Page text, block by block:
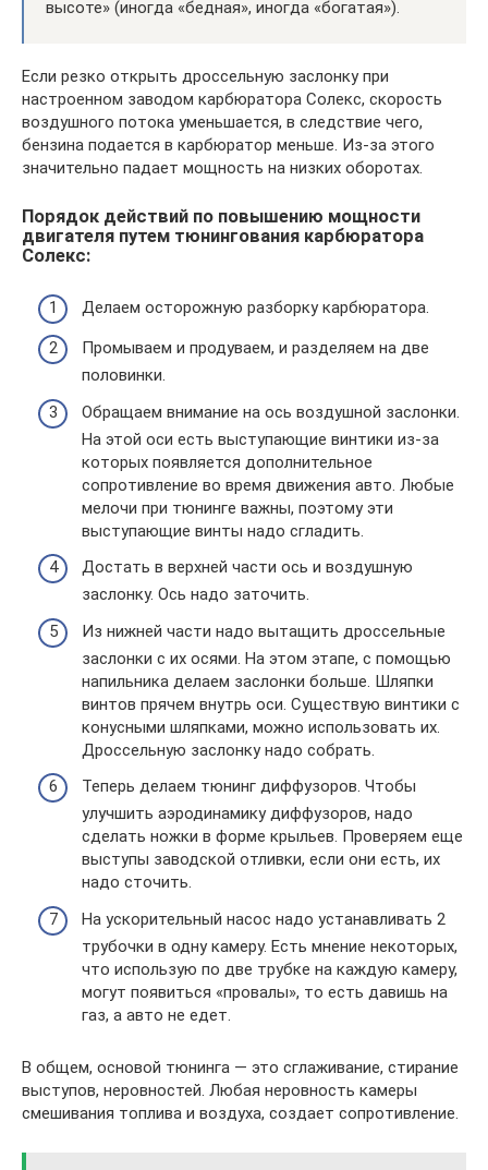
высоте» (иногда «бедная», иногда «богатая»).
Если резко открыть дроссельную заслонку при
настроенном заводом карбюратора Солекс, скорость
воздушного потока уменьшается, в следствие чего,
бензина подается в карбюратор меньше. Из-за этого
значительно падает мощность на низких оборотах.
Порядок действий по повышению мощности
двигателя путем тюнингования карбюратора
Солекс:
Делаем осторожную разборку карбюратора.
Промываем и продуваем, и разделяем на две
половинки.
Обращаем внимание на ось воздушной заслонки.
На этой оси есть выступающие винтики из-за
которых появляется дополнительное
сопротивление во время движения авто. Любые
мелочи при тюнинге важны, поэтому эти
выступающие винты надо сгладить.
Достать в верхней части ось и воздушную
заслонку. Ось надо заточить.
Из нижней части надо вытащить дроссельные
заслонки с их осями. На этом этапе, с помощью
напильника делаем заслонки больше. Шляпки
винтов прячем внутрь оси. Существую винтики с
конусными шляпками, можно использовать их.
Дроссельную заслонку надо собрать.
Теперь делаем тюнинг диффузоров. Чтобы
улучшить аэродинамику диффузоров, надо
сделать ножки в форме крыльев. Проверяем еще
выступы заводской отливки, если они есть, их
надо сточить.
На ускорительный насос надо устанавливать 2
трубочки в одну камеру. Есть мнение некоторых,
что использую по две трубке на каждую камеру,
могут появиться «провалы», то есть давишь на
газ, а авто не едет.
В общем, основой тюнинга — это сглаживание, стирание
выступов, неровностей. Любая неровность камеры
смешивания топлива и воздуха, создает сопротивление.